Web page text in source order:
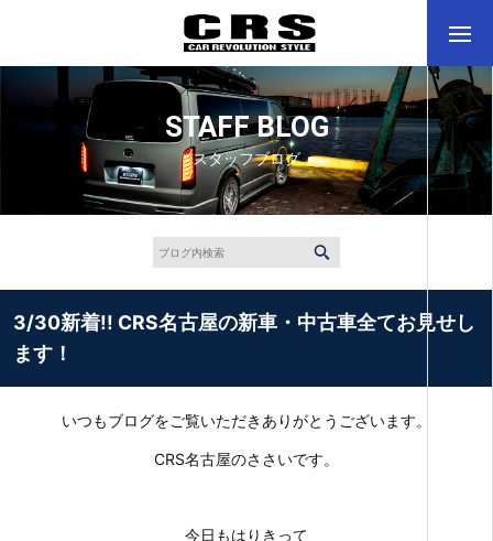
STAFF BLOG
スタッフブログ
3/30新着!! CRS名古屋の新車・中古車全てお見せし
ます！
いつもブログをご覧いただきありがとうございます。
CRS名古屋のささいです。
今日もはりきって